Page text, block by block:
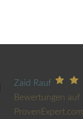
Zaid Rauf
Bewertungen auf
ProvenExpert.com